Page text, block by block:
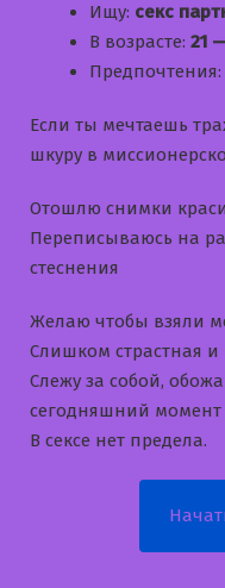
Ищу: секс
В возрасте: 21
Предпочтения:
Если ты мечтаешь
шкуру в
Отошлю снимки
Переписываюсь на
стеснения
Желаю чтобы взяли
Слишком страстная и
Слежу за собой,
сегодняшний
В сексе нет предела.